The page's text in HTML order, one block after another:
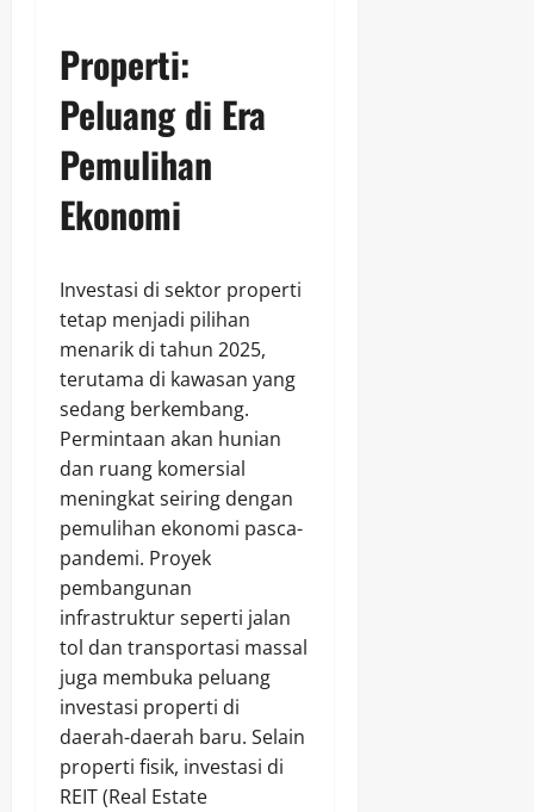
Properti:
Peluang di Era
Pemulihan
Ekonomi
Investasi di sektor properti
tetap menjadi pilihan
menarik di tahun 2025,
terutama di kawasan yang
sedang berkembang.
Permintaan akan hunian
dan ruang komersial
meningkat seiring dengan
pemulihan ekonomi pasca-
pandemi. Proyek
pembangunan
infrastruktur seperti jalan
tol dan transportasi massal
juga membuka peluang
investasi properti di
daerah-daerah baru. Selain
properti fisik, investasi di
REIT (Real Estate